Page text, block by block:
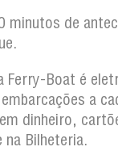
minutos de
Ferry-Boat é
a
dinheiro,
Bilheteria.